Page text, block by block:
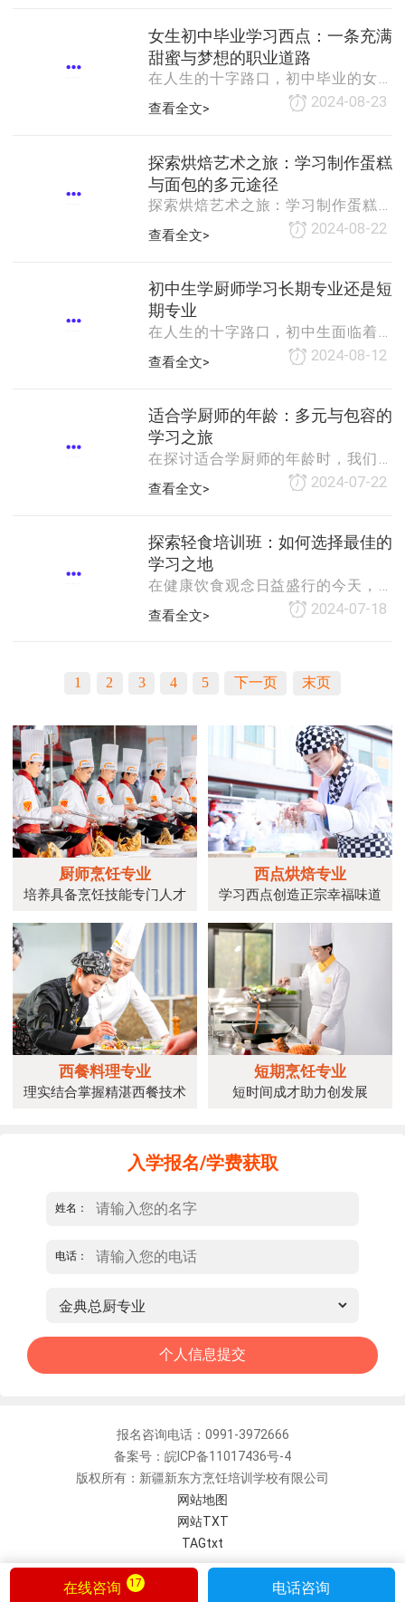
在当地或网络上口碑较好的烘焙学校
或培训机构进行实地考察。关注学校
的师资力量、
于其他技术，学厨师展现出其独特的
优势与魅力，以下是从几个方面进行
深入探讨。1. 创意与表达的无限空间
厨师是厨房中的艺术家，每一道菜都
是他们创意与情感的结晶。与编程、
过食材的搭配、
女生初中毕业学习西点：一条充满
甜蜜与梦想的职业道路
在人生的十字路口，初中毕业的女生
面临着诸多选择，而学习西点烘焙，
无疑是一条既充满挑战又极具吸引力
求创意与美感的年轻女性而言，西点
烘焙不仅是一门技艺，更是一种生活
态度和艺术追求。本文将探讨女生初
中毕业学习西点的优势、挑战以及未
来发展前景，为有志于此的女生提供
美结合**1. 兴趣驱动，学习动力足女生
天生对美好事物有着敏锐的感知力和
创造力，
2024-08-23
查看全文>
探索烘焙艺术之旅：学习制作蛋糕
与面包的多元途径
探索烘焙艺术之旅：学习制作蛋糕与
面包的多元途径在烘焙的世界里，蛋
糕与面包不仅是美味的象征，更是创
望亲手制作出精致甜点的你来说，寻
找一个合适的学习平台至关重要。本
文将带你探索几种学习制作蛋糕与面
包的多元途径，助你踏上烘焙艺术的
精彩旅程。1. 专业烘焙学校专业烘焙
些学校通常拥有完善的课程体系，从
基础理论到高级技巧，全方位覆盖蛋
糕与面包的制
2024-08-22
查看全文>
初中生学厨师学习长期专业还是短
期专业
在人生的十字路口，初中生面临着诸
多选择，其中之一便是未来的职业道
路。对于那些对烹饪艺术充满热情、
习厨师专业无疑是一个既实际又充满
挑战的决定。然而，在踏入这一领域
之前，一个关键问题摆在他们面前：
是选择长期专业学习还是短期专业培
训？本文将从多个维度探讨这一选
策。一、长期专业的优势1. 系统性与
深度长期专业通常涵盖更为广泛和深
入的课程内容，从
2024-08-12
查看全文>
适合学厨师的年龄：多元与包容的
学习之旅
在探讨适合学厨师的年龄时，我们实
际上是在讨论一个充满多元性和包容
性的话题。厨师这个职业，因其独特
年龄段的人都敞开了大门。然而，不
同年龄段的人在学习厨师这一职业
时，可能会面临不同的挑战和机遇。
我们要明确的是，学习厨师并没有严
格的年龄限制。从青少年到成年人，
及投入的时间和努力。对于青少年来
2024-07-22
查看全文>
探索轻食培训班：如何选择最佳的
学习之地
在健康饮食观念日益盛行的今天，轻
食作为一种低热量、高营养、快捷便
利的饮食方式，受到了越来越多人的
人烹饪技能的人们提供了宝贵的学习
琅满目，如何选择一家好的培训班成
为了许多人的难题。本文将从几个方
面为您分析，帮助您找到最适合自己
的轻食培训班。一、师资力量是关键
优秀的师资力量是轻食培训班的核心
竞争力。一家好的培
2024-07-18
查看全文>
1 2 3 4 5 下一页 末页
厨师烹饪专业
培养具备烹饪技能专门人才
西点烘焙专业
学习西点创造正宗幸福味道
西餐料理专业
理实结合掌握精湛西餐技术
短期烹饪专业
短时间成才助力创发展
入学报名/学费获取
姓名：
电话：
报名咨询电话：0991-3972666
备案号：皖ICP备11017436号-4
版权所有：新疆新东方烹饪培训学校有限公司
网站地图
网站TXT
TAGtxt
在线咨询 17 电话咨询